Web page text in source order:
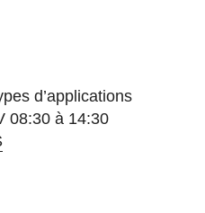
d’applications
08:30 à 14:30